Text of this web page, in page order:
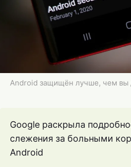
Android защищён лучше, чем вы
Google раскрыла
слежения за больными
Android